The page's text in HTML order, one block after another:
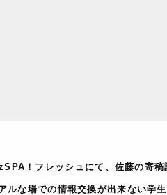
！フレッシュにて、佐藤の寄稿
ルな場での情報交換が出来ない学